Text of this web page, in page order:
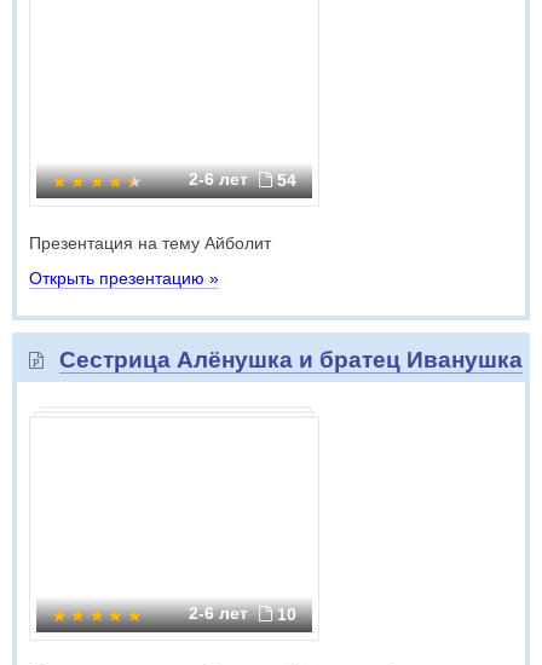
2-6 лет 54
Презентация на тему Айболит
Открыть презентацию »
Сестрица Алёнушка и братец Иванушка
2-6 лет 10